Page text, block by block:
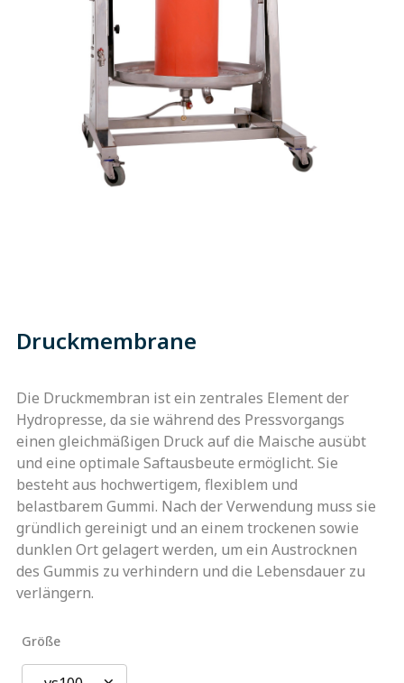
Druckmembrane
Die Druckmembran ist ein zentrales Element der
Hydropresse, da sie während des Pressvorgangs
einen gleichmäßigen Druck auf die Maische ausübt
und eine optimale Saftausbeute ermöglicht. Sie
besteht aus hochwertigem, flexiblem und
belastbarem Gummi. Nach der Verwendung muss sie
gründlich gereinigt und an einem trockenen sowie
dunklen Ort gelagert werden, um ein Austrocknen
des Gummis zu verhindern und die Lebensdauer zu
verlängern.
Größe